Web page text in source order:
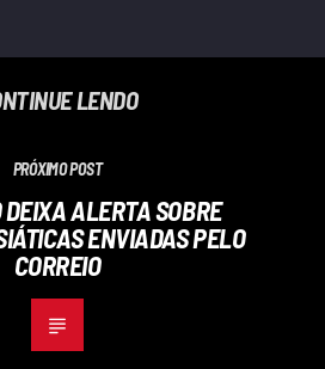
LENDO
PRÓXIMO POST
DEIXA ALERTA SOBRE
ENVIADAS PELO
CORREIO